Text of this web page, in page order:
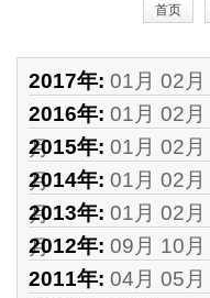
首页
2017年: 01月 02月
2016年: 01月 02月
月
2015年: 01月 02月
月
2014年: 01月 02月
月
2013年: 01月 02月
月
2012年: 09月 10月
2011年: 04月 05月